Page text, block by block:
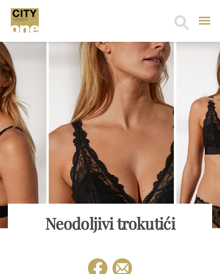
Search
Neodoljivi trokutići